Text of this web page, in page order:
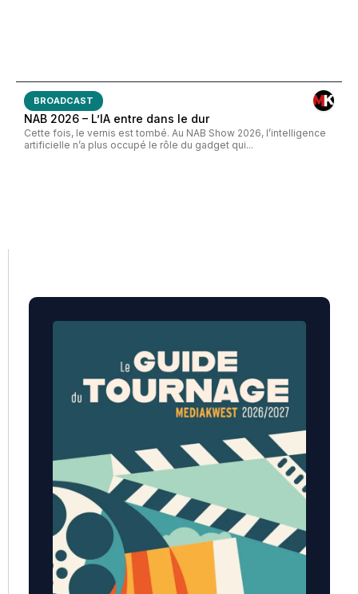
BROADCAST
NAB 2026 – L’IA entre dans le dur
Cette fois, le vernis est tombé. Au NAB Show 2026, l’intelligence
artificielle n’a plus occupé le rôle du gadget qui...